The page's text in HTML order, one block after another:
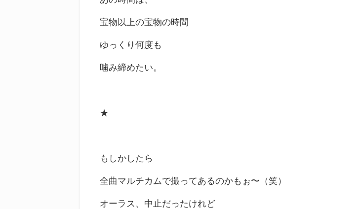
宝物以上の宝物の時間
ゆっくり何度も
噛み締めたい。
★
もしかしたら
全曲マルチカムで撮ってあるのかもぉ〜（笑）
オーラス、中止だったけれど